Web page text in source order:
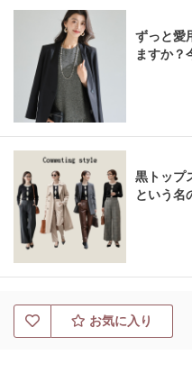
ずっと愛
ますか？
黒トップ
という名
お気に入り